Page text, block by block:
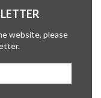
website, please